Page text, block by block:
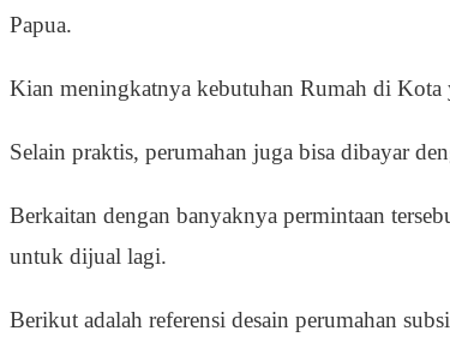
Papua.
Kian meningkatnya kebutuhan Rumah di
Selain praktis, perumahan juga bisa dibayar
Berkaitan dengan banyaknya permintaan
untuk dijual lagi.
Berikut adalah referensi desain perumahan